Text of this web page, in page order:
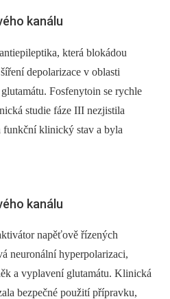
kanálu
která blokádou
depolarizace v oblasti
Fosfenytoin se rychle
studie fáze III nezjistila
klinický stav a byla
kanálu
napěťově řízených
neuronální hyperpolarizaci,
a vyplavení glutamátu. Klinická
bezpečné použití přípravku,